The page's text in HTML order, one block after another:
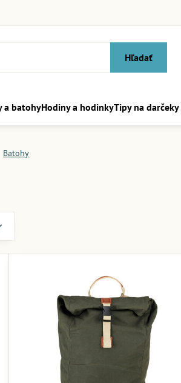
Hľadať
a batohyHodiny a hodinkyTipy na darčeky
Batohy